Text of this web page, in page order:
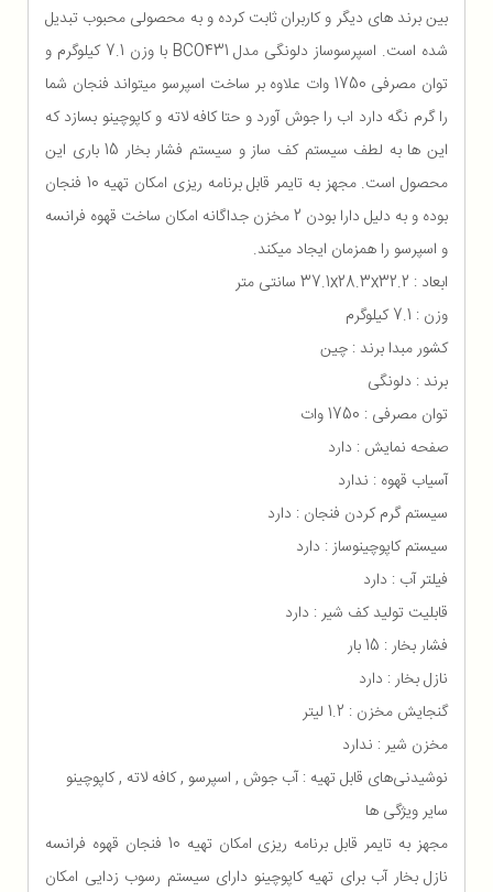
بین برند های دیگر و کاربران ثابت کرده و به محصولی محبوب تبدیل
شده است. اسپرسوساز دلونگی مدل BCO431 با وزن 7.1 کیلوگرم و
توان مصرفی 1750 وات علاوه بر ساخت اسپرسو میتواند فنجان شما
را گرم نگه دارد اب را جوش آورد و حتا کافه لاته و کاپوچینو بسازد که
این ها به لطف سیستم کف ساز و سیستم فشار بخار 15 باری این
محصول است. مجهز به تایمر قابل برنامه ریزی امکان تهیه 10 فنجان
بوده و به دلیل دارا بودن 2 مخزن جداگانه امکان ساخت قهوه فرانسه
و اسپرسو را همزمان ایجاد میکند.
ابعاد : 37.1x28.3x32.2 سانتی متر
وزن : 7.1 کیلوگرم
کشور مبدا برند : چین
برند : دلونگی
توان مصرفی : 1750 وات
صفحه نمایش : دارد
آسیاب قهوه : ندارد
سیستم گرم کردن فنجان : دارد
سیستم کاپوچینوساز : دارد
فیلتر آب : دارد
قابلیت تولید کف شیر : دارد
فشار بخار : 15 بار
نازل بخار : دارد
گنجایش مخزن : 1.2 لیتر
مخزن شیر : ندارد
نوشیدنی‌های قابل تهیه : آب جوش , اسپرسو , کافه لاته , کاپوچینو
سایر ویژگی ها
مجهز به تایمر قابل برنامه ریزی امکان تهیه 10 فنجان قهوه فرانسه
نازل بخار آب برای تهیه کاپوچینو دارای سیستم رسوب زدایی امکان